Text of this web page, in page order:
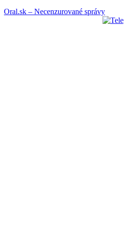
Oral.sk – Necenzurované správy